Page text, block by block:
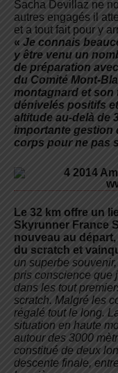
Sacha Devillaz ne
autres engagés il
et a tout fait pour y
« Je connais
y être venu un
de préparation
du Comité Mont-
montagnard et son
dénivelés positifs
altitude au-delà de
importante gestion
corps pour ne pas
Le 32 km offre un
Skyrunner France
nouveau au
du scratch et
un superbe
pris conscience que
dans les tout
scratch. Malgré les
régalé tout le long.
situation en haute
autour des 3000
constitué de deux
descente finale,